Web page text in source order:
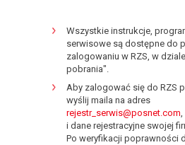
Wszystkie instrukcje,
serwisowe są dostępne do
zalogowaniu w RZS, w
pobrania".
Aby zalogować się do RZS
wyślij maila na adres
rejestr_serwis@posnet.com,
i dane rejestracyjne swojej
Po weryfikacji poprawności